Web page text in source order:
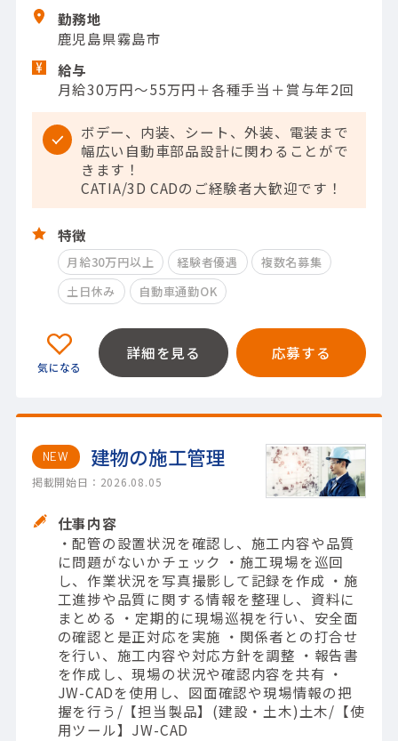
勤務地
鹿児島県霧島市
給与
月給30万円～55万円＋各種手当＋賞与年2回
ボデー、内装、シート、外装、電装まで
幅広い自動車部品設計に関わることがで
きます！
CATIA/3D CADのご経験者大歓迎です！
特徴
月給30万円以上 経験者優遇
複数名募集
土日休み
自動車通勤OK
詳細を見る 応募する
NEW 建物の施工管理
掲載開始日：2026.08.05
仕事内容
・配管の設置状況を確認し、施工内容や品質
に問題がないかチェック ・施工現場を巡回
し、作業状況を写真撮影して記録を作成 ・施
工進捗や品質に関する情報を整理し、資料に
まとめる ・定期的に現場巡視を行い、安全面
の確認と是正対応を実施 ・関係者との打合せ
を行い、施工内容や対応方針を調整 ・報告書
を作成し、現場の状況や確認内容を共有 ・
JW-CADを使用し、図面確認や現場情報の把
握を行う/【担当製品】(建設・土木)土木/【使
用ツール】JW-CAD